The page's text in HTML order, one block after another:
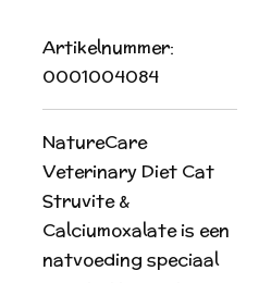
Artikelnummer:
0001004084
NatureCare
Veterinary Diet Cat
Struvite &
Calciumoxalate is een
natvoeding speciaal